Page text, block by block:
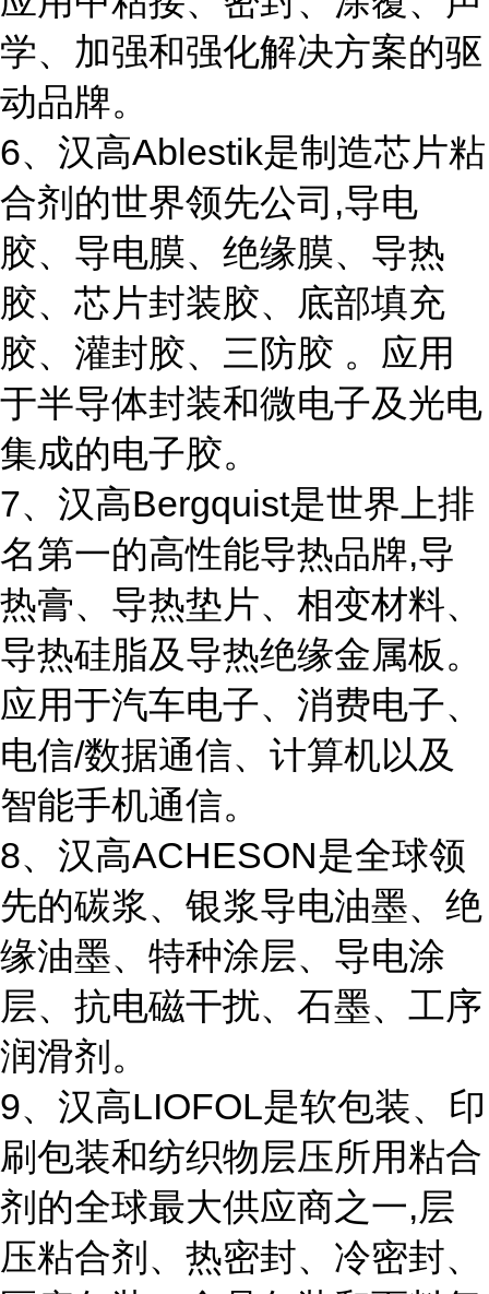
学、加强和强化解决方案的驱
动品牌。
6、汉高Ablestik是制造芯片粘
合剂的世界领先公司,导电
胶、导电膜、绝缘膜、导热
胶、芯片封装胶、底部填充
胶、灌封胶、三防胶 。应用
于半导体封装和微电子及光电
集成的电子胶。
7、汉高Bergquist是世界上排
名第一的高性能导热品牌,导
热膏、导热垫片、相变材料、
导热硅脂及导热绝缘金属板。
应用于汽车电子、消费电子、
电信/数据通信、计算机以及
智能手机通信。
8、汉高ACHESON是全球领
先的碳浆、银浆导电油墨、绝
缘油墨、特种涂层、导电涂
层、抗电磁干扰、石墨、工序
润滑剂。
9、汉高LIOFOL是软包装、印
刷包装和纺织物层压所用粘合
剂的全球最大供应商之一,层
压粘合剂、热密封、冷密封、